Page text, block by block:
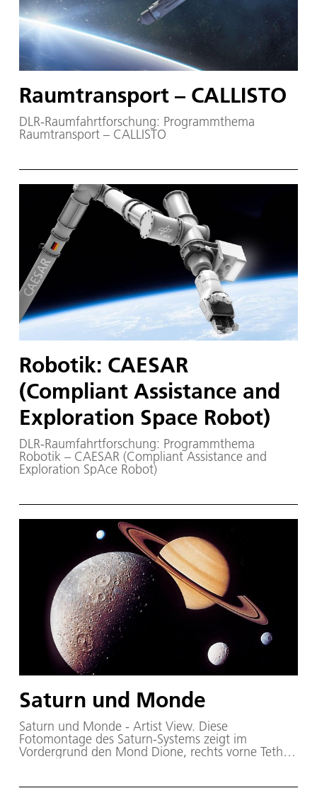
Raumtransport – CALLISTO
DLR-Raumfahrtforschung: Programmthema
Raumtransport – CALLISTO
Robotik: CAESAR
(Compliant Assistance and
Exploration Space Robot)
DLR-Raumfahrtforschung: Programmthema
Robotik – CAESAR (Compliant Assistance and
Exploration SpAce Robot)
Saturn und Monde
Saturn und Monde - Artist View. Diese
Fotomontage des Saturn-Systems zeigt im
Vordergrund den Mond Dione, rechts vorne Tethys,